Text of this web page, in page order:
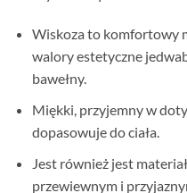
Wiskoza to komfortowy
walory estetyczne
bawełny.
Miękki, przyjemny w
dopasowuje do ciała.
Jest również jest
przewiewnym i